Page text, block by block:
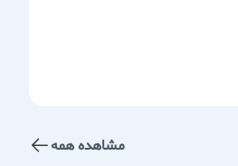
مشاهده همه